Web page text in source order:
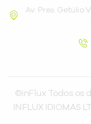
Av. Pres. Getúlio
©inFlux Todos os
INFLUX IDIOMAS